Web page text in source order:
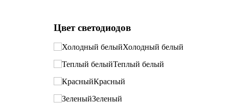
Цвет светодиодов
Холодный белый
Теплый белый
Красный
Зеленый